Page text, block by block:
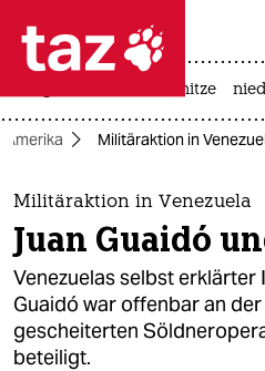
 taz zahl
taz zahl ich
themen
politik
öko
gesellschaft
hitze
Amerika Militäraktion in
Militäraktion in Venezuela
Juan Guaidó
Venezuelas selbst
Guaidó war offenbar an
gescheiterten
beteiligt.